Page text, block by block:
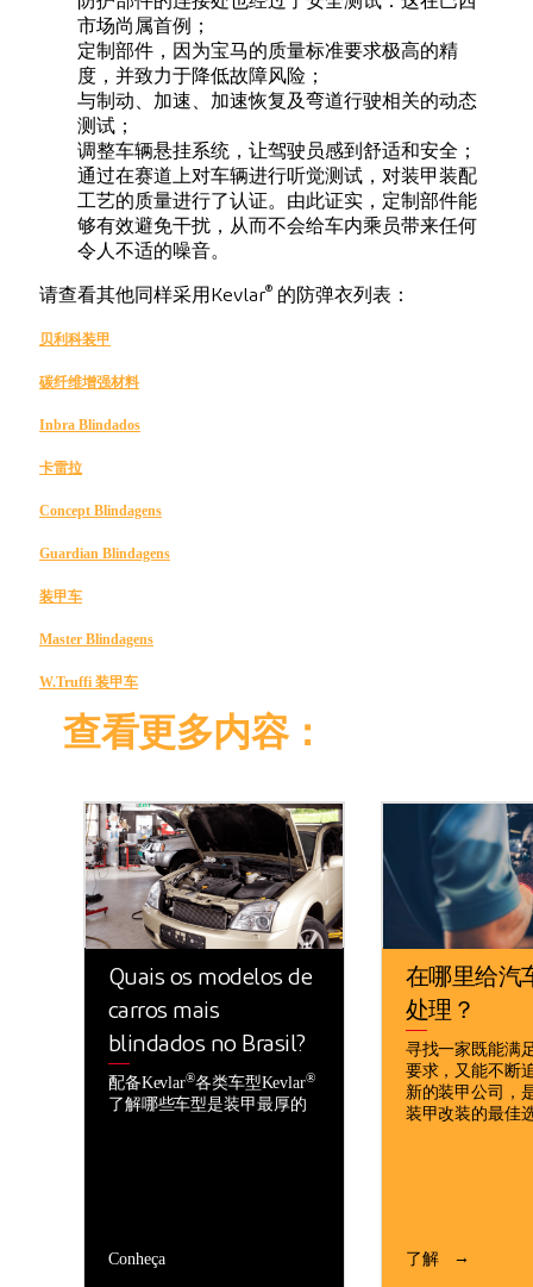
市场尚属首例；
定制部件，因为宝马的质量标准要求极高的精
度，并致力于降低故障风险；
与制动、加速、加速恢复及弯道行驶相关的动态
测试；
调整车辆悬挂系统，让驾驶员感到舒适和安全；
通过在赛道上对车辆进行听觉测试，对装甲装配
工艺的质量进行了认证。由此证实，定制部件能
够有效避免干扰，从而不会给车内乘员带来任何
令人不适的噪音。
请查看其他同样采用Kevlar® 的防弹衣列表：
贝利科装甲
碳纤维增强材料
Inbra Blindados
卡雷拉
Concept Blindagens
Guardian Blindagens
装甲车
Master Blindagens
W.Truffi 装甲车
查看更多内容：
Quais os modelos de
carros mais
blindados no Brasil?
配备Kevlar®各类车型Kevlar®
了解哪些车型是装甲最厚的
Conheça
在哪里给汽
处理？
寻找一家既能满
要求，又能不断
新的装甲公司，
装甲改装的最佳
了解